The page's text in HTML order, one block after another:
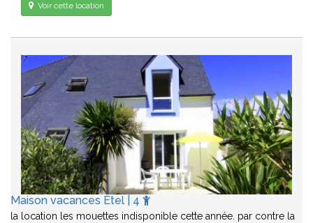
Voir cette location
Maison vacances Etel | 4
la location les mouettes indisponible cette année. par contre la